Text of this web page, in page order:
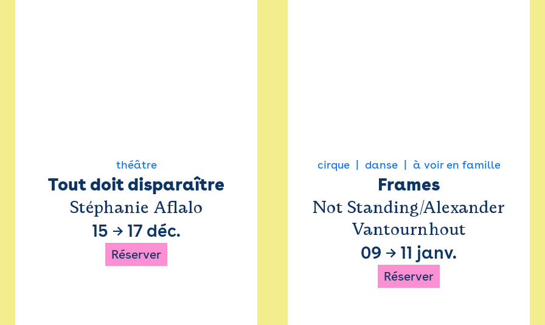
théâtre
Tout doit disparaître
Stéphanie Aflalo
15 → 17 déc.
Réserver
cirque danse à voir en famille
Frames
Not Standing/Alexander
Vantournhout
09 → 11 janv.
Réserver